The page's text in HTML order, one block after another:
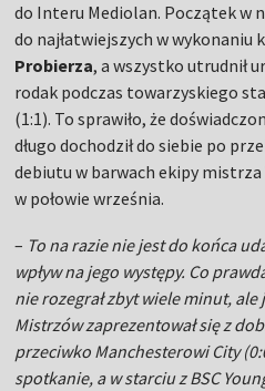
do Interu Mediolan. Początek w
do najłatwiejszych w wykonaniu
Probierza, a wszystko utrudnił
rodak podczas towarzyskiego
(1:1). To sprawiło, że
długo dochodził do siebie po
debiutu w barwach ekipy mistrza
w połowie września.
– To na razie nie jest do końca
wpływ na jego występy. Co
nie rozegrał zbyt wiele minut,
Mistrzów zaprezentował się z
przeciwko Manchesterowi City
spotkanie, a w starciu z BSC